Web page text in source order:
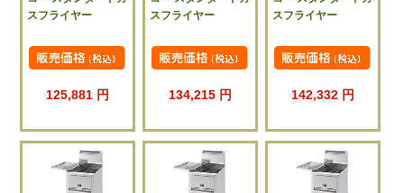
スフライヤー
125,881 円
スフライヤー
134,215 円
スフライヤー
142,332 円